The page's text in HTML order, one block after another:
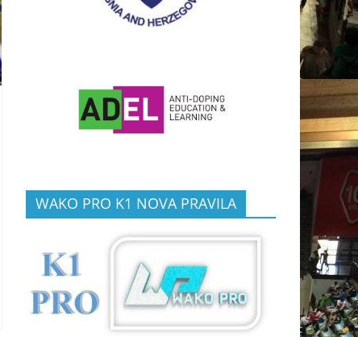
WAKO PRO K1 NOVA PRAVILA